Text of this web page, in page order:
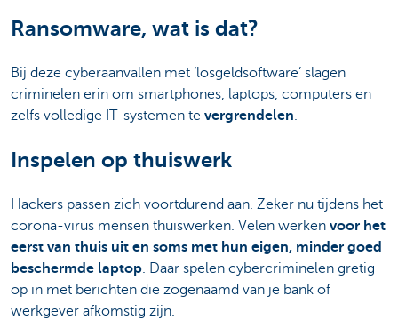
Ransomware, wat is dat?
Bij deze cyberaanvallen met ‘losgeldsoftware’ slagen
criminelen erin om smartphones, laptops, computers en
zelfs volledige IT-systemen te vergrendelen.
Inspelen op thuiswerk
Hackers passen zich voortdurend aan. Zeker nu tijdens het
corona-virus mensen thuiswerken. Velen werken voor het
eerst van thuis uit en soms met hun eigen, minder goed
beschermde laptop. Daar spelen cybercriminelen gretig
op in met berichten die zogenaamd van je bank of
werkgever afkomstig zijn.